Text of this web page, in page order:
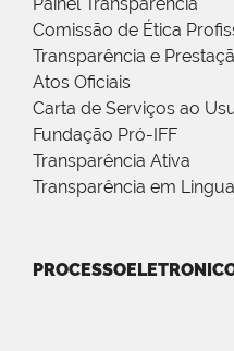
Comissão de Ética
Transparência e
Atos Oficiais
Carta de Serviços ao
Fundação Pró-IFF
Transparência Ativa
Transparência em